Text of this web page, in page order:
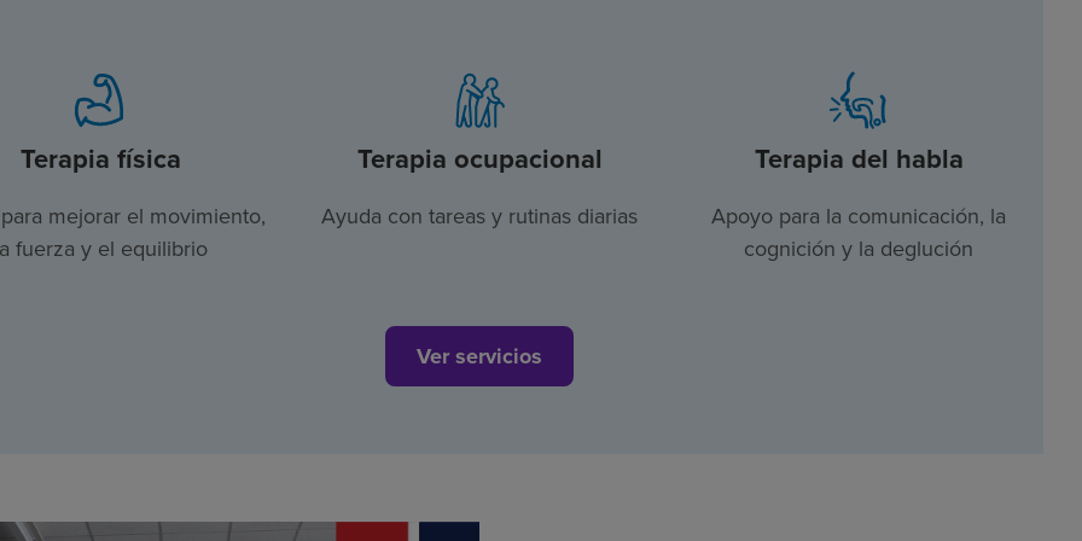
Terapia física
mejorar el movimiento,
fuerza y el equilibrio
Terapia ocupacional
Ayuda con tareas y rutinas diarias
Terapia del habla
Apoyo para la comunicación, la
cognición y la deglución
Ver servicios